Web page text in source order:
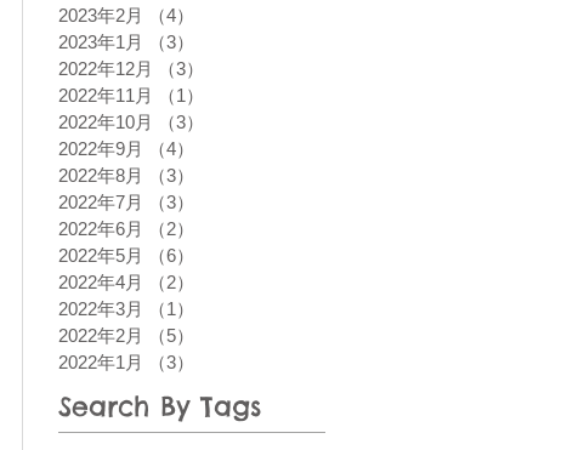
2023年2月
（4）
2023年1月
（3）
2022年12月
（3）
2022年11月
（1）
2022年10月
（3）
2022年9月
（4）
2022年8月
（3）
2022年7月
（3）
2022年6月
（2）
2022年5月
（6）
2022年4月
（2）
2022年3月
（1）
2022年2月
（5）
2022年1月
（3）
Search By Tags